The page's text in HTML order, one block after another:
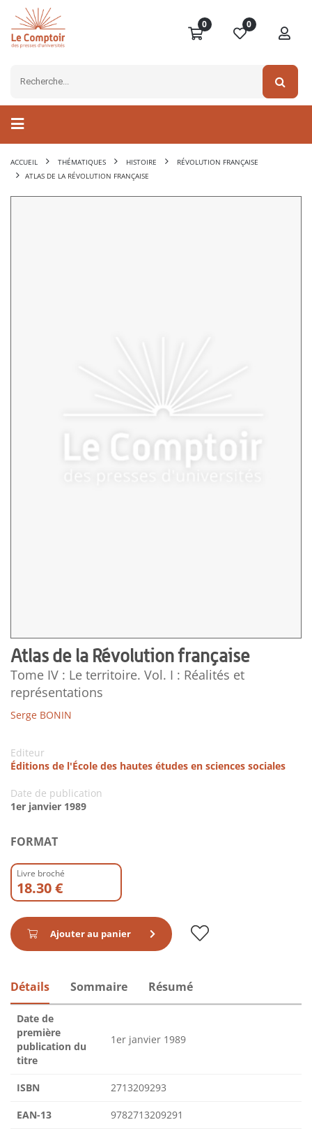
0 0
ACCUEIL THÉMATIQUES HISTOIRE
RÉVOLUTION FRANÇAISE
ATLAS DE LA RÉVOLUTION FRANÇAISE
Atlas de la Révolution française
Tome IV : Le territoire. Vol. I : Réalités et
représentations
Serge BONIN
Editeur
Éditions de l'École des hautes études en sciences sociales
Date de publication
1er janvier 1989
FORMAT
Livre broché
18.30 €
Ajouter au panier
Détails Sommaire Résumé
Date de
première
publication du
titre
1er janvier 1989
ISBN 2713209293
EAN-13 9782713209291